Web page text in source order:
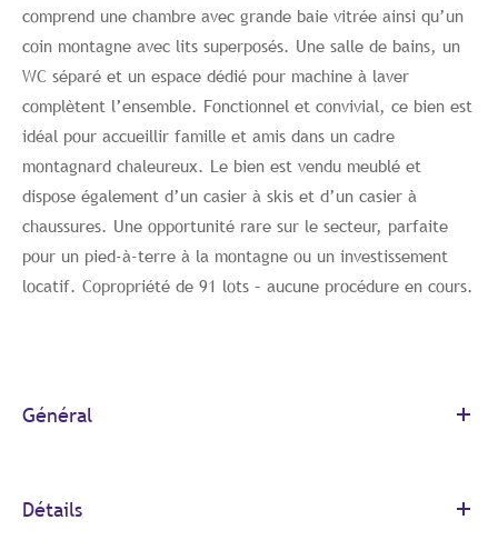
comprend une chambre avec grande baie vitrée ainsi qu’un
coin montagne avec lits superposés. Une salle de bains, un
WC séparé et un espace dédié pour machine à laver
complètent l’ensemble. Fonctionnel et convivial, ce bien est
idéal pour accueillir famille et amis dans un cadre
montagnard chaleureux. Le bien est vendu meublé et
dispose également d’un casier à skis et d’un casier à
chaussures. Une opportunité rare sur le secteur, parfaite
pour un pied-à-terre à la montagne ou un investissement
locatif. Copropriété de 91 lots – aucune procédure en cours.
Général
Détails